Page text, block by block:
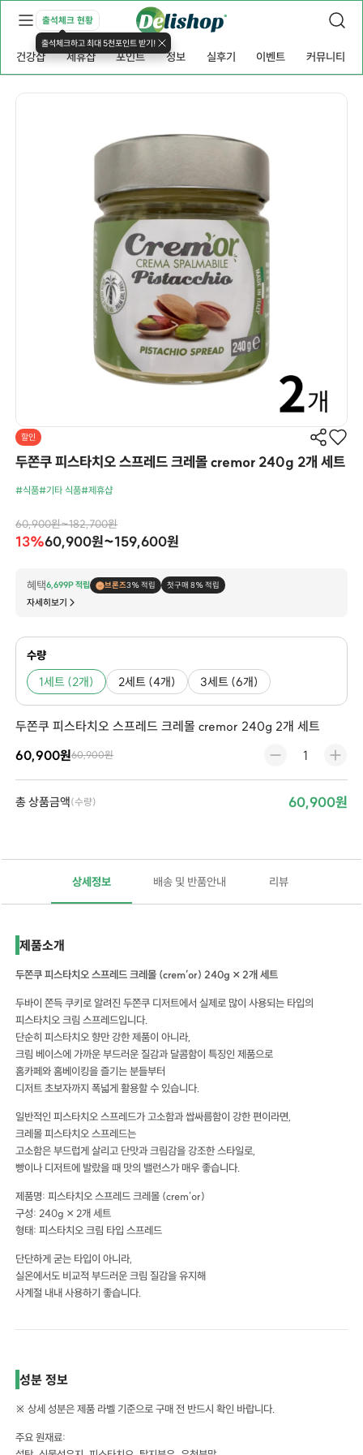
출석체크 현황
출석체크하고 최대 5천포인트 받기!
건강샵 제휴샵 포인트 정보 실후기 이벤트 커뮤니티
할인
두쫀쿠 피스타치오 스프레드 크레몰 cremor 240g 2개 세트
#식품#기타 식품#제휴샵
60,900원~182,700원
13%60,900원~159,600원
혜택6,699P 적립 브론즈3% 적립 첫구매 8% 적립
자세히보기
수량
1세트 (2개) 2세트 (4개) 3세트 (6개)
두쫀쿠 피스타치오 스프레드 크레몰 cremor 240g 2개 세트
60,900원60,900원
총 상품금액(수량) 60,900원
상세정보 배송 및 반품안내 리뷰
제품소개
두쫀쿠 피스타치오 스프레드 크레몰 (crem’or) 240g × 2개 세트
두바이 쫀득 쿠키로 알려진 두쫀쿠 디저트에서 실제로 많이 사용되는 타입의
피스타치오 크림 스프레드입니다.
단순히 피스타치오 향만 강한 제품이 아니라,
크림 베이스에 가까운 부드러운 질감과 달콤함이 특징인 제품으로
홈카페와 홈베이킹을 즐기는 분들부터
디저트 초보자까지 폭넓게 활용할 수 있습니다.
일반적인 피스타치오 스프레드가 고소함과 쌉싸름함이 강한 편이라면,
크레몰 피스타치오 스프레드는
고소함은 부드럽게 살리고 단맛과 크림감을 강조한 스타일로,
빵이나 디저트에 발랐을 때 맛의 밸런스가 매우 좋습니다.
제품명: 피스타치오 스프레드 크레몰 (crem’or)
구성: 240g × 2개 세트
형태: 피스타치오 크림 타입 스프레드
단단하게 굳는 타입이 아니라,
실온에서도 비교적 부드러운 크림 질감을 유지해
사계절 내내 사용하기 좋습니다.
성분 정보
※ 상세 성분은 제품 라벨 기준으로 구매 전 반드시 확인 바랍니다.
주요 원재료: